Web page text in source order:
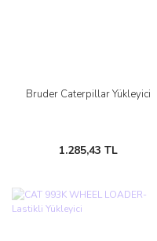
Bruder Caterpillar Yükleyici
1.285,43 TL